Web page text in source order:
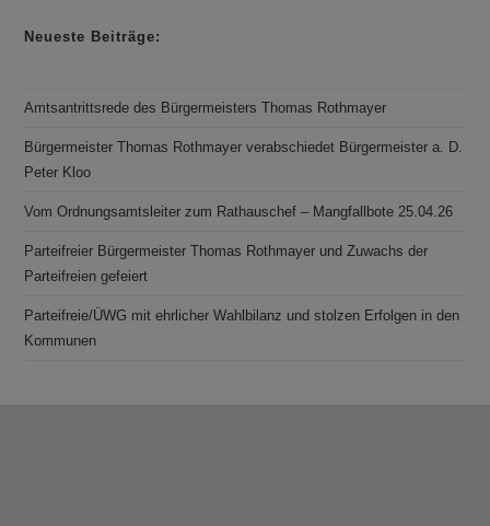
Neueste Beiträge:
Amtsantrittsrede des Bürgermeisters Thomas Rothmayer
Bürgermeister Thomas Rothmayer verabschiedet Bürgermeister a. D.
Peter Kloo
Vom Ordnungsamtsleiter zum Rathauschef – Mangfallbote 25.04.26
Parteifreier Bürgermeister Thomas Rothmayer und Zuwachs der
Parteifreien gefeiert
Parteifreie/ÜWG mit ehrlicher Wahlbilanz und stolzen Erfolgen in den
Kommunen